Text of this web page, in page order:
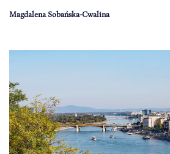
Magdalena Sobańska-Cwalina